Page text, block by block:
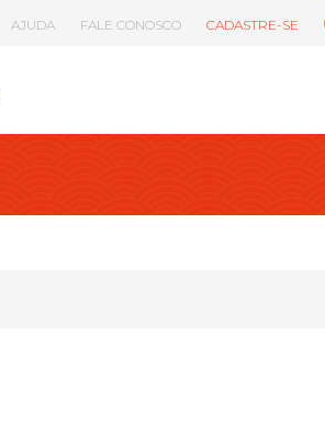
AJUDA FALE CONOSCO CADASTRE-SE